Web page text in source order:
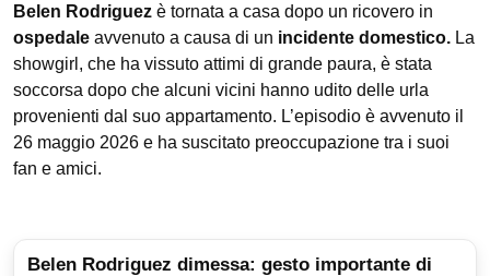
Belen Rodriguez è tornata a casa dopo un ricovero in
ospedale avvenuto a causa di un incidente domestico. La
showgirl, che ha vissuto attimi di grande paura, è stata
soccorsa dopo che alcuni vicini hanno udito delle urla
provenienti dal suo appartamento. L’episodio è avvenuto il
26 maggio 2026 e ha suscitato preoccupazione tra i suoi
fan e amici.
Belen Rodriguez dimessa: gesto importante di